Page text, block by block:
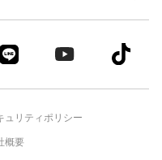
ュリティポリシー
概要